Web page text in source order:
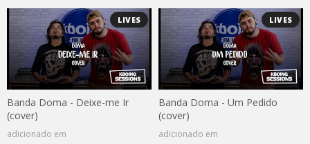
LIVES
Banda Doma - Deixe-me Ir
(cover)
adicionado em
LIVES
Banda Doma - Um Pedido
(cover)
adicionado em